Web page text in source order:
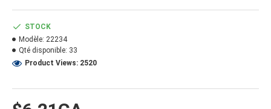
J504 (590 FEET/ROLL
FORMAT DU PRODUIT
Dimension:
Poids: 50.00
STOCK
Modèle: 22234
Qté disponible: 33
Product Views: 2520